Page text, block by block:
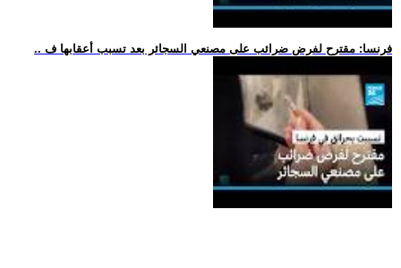
.. فرنسا: مقترح لفرض ضرائب على مصنعي السجائر بعد تسبب أعقابها ف